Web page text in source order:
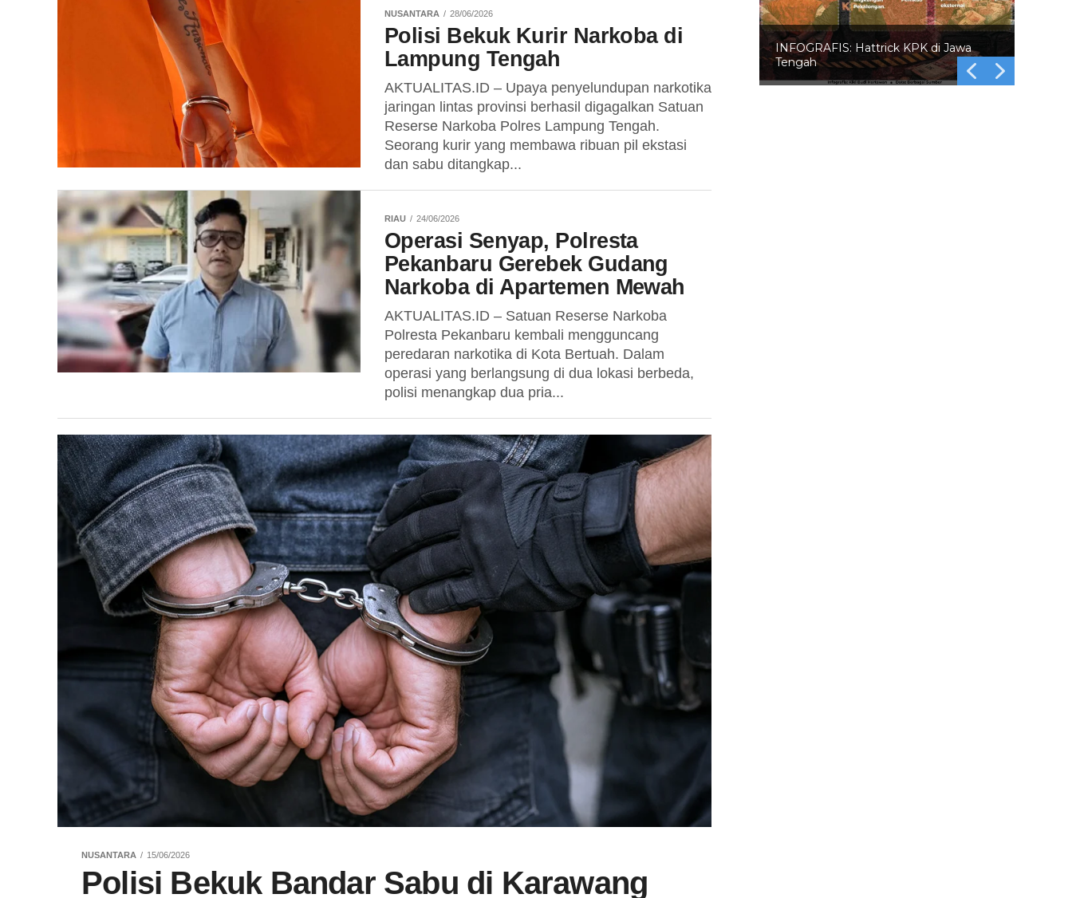
NUSANTARA 28/06/2026
Polisi Bekuk Kurir Narkoba di
Lampung Tengah
AKTUALITAS.ID – Upaya penyelundupan narkotika
jaringan lintas provinsi berhasil digagalkan Satuan
Reserse Narkoba Polres Lampung Tengah.
Seorang kurir yang membawa ribuan pil ekstasi
dan sabu ditangkap...
RIAU 24/06/2026
Operasi Senyap, Polresta
Pekanbaru Gerebek Gudang
Narkoba di Apartemen Mewah
AKTUALITAS.ID – Satuan Reserse Narkoba
Polresta Pekanbaru kembali mengguncang
peredaran narkotika di Kota Bertuah. Dalam
operasi yang berlangsung di dua lokasi berbeda,
polisi menangkap dua pria...
NUSANTARA 15/06/2026
Polisi Bekuk Bandar Sabu di Karawang
INFOGRAFIS: 5 Anggota DPR
Dinonaktifkan